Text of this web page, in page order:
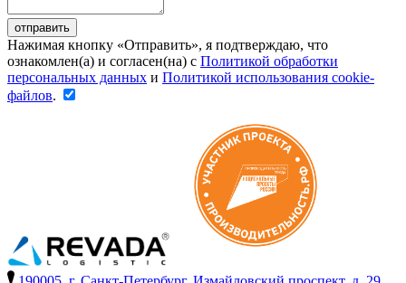
Нажимая кнопку «Отправить», я подтверждаю, что
ознакомлен(а) и согласен(на) c Политикой обработки
персональных данных и Политикой использования cookie-
файлов.